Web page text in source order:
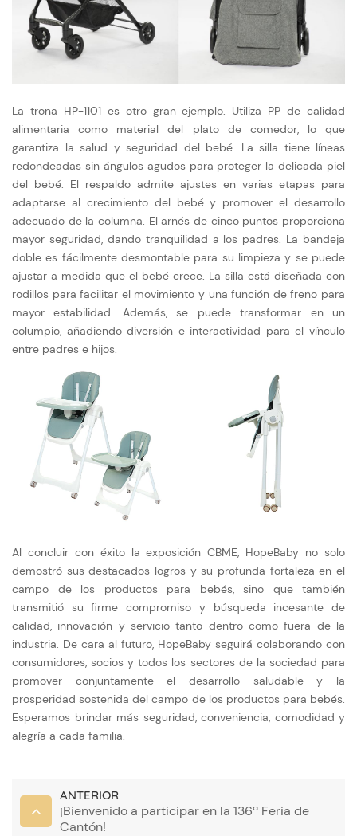
La trona HP-1101 es otro gran ejemplo. Utiliza PP de calidad
alimentaria como material del plato de comedor, lo que
garantiza la salud y seguridad del bebé. La silla tiene líneas
redondeadas sin ángulos agudos para proteger la delicada piel
del bebé. El respaldo admite ajustes en varias etapas para
adaptarse al crecimiento del bebé y promover el desarrollo
adecuado de la columna. El arnés de cinco puntos proporciona
mayor seguridad, dando tranquilidad a los padres. La bandeja
doble es fácilmente desmontable para su limpieza y se puede
ajustar a medida que el bebé crece. La silla está diseñada con
rodillos para facilitar el movimiento y una función de freno para
mayor estabilidad. Además, se puede transformar en un
columpio, añadiendo diversión e interactividad para el vínculo
entre padres e hijos.
Al concluir con éxito la exposición CBME, HopeBaby no solo
demostró sus destacados logros y su profunda fortaleza en el
campo de los productos para bebés, sino que también
transmitió su firme compromiso y búsqueda incesante de
calidad, innovación y servicio tanto dentro como fuera de la
industria. De cara al futuro, HopeBaby seguirá colaborando con
consumidores, socios y todos los sectores de la sociedad para
promover conjuntamente el desarrollo saludable y la
prosperidad sostenida del campo de los productos para bebés.
Esperamos brindar más seguridad, conveniencia, comodidad y
alegría a cada familia.
ANTERIOR
¡Bienvenido a participar en la 136ª Feria de
Cantón!